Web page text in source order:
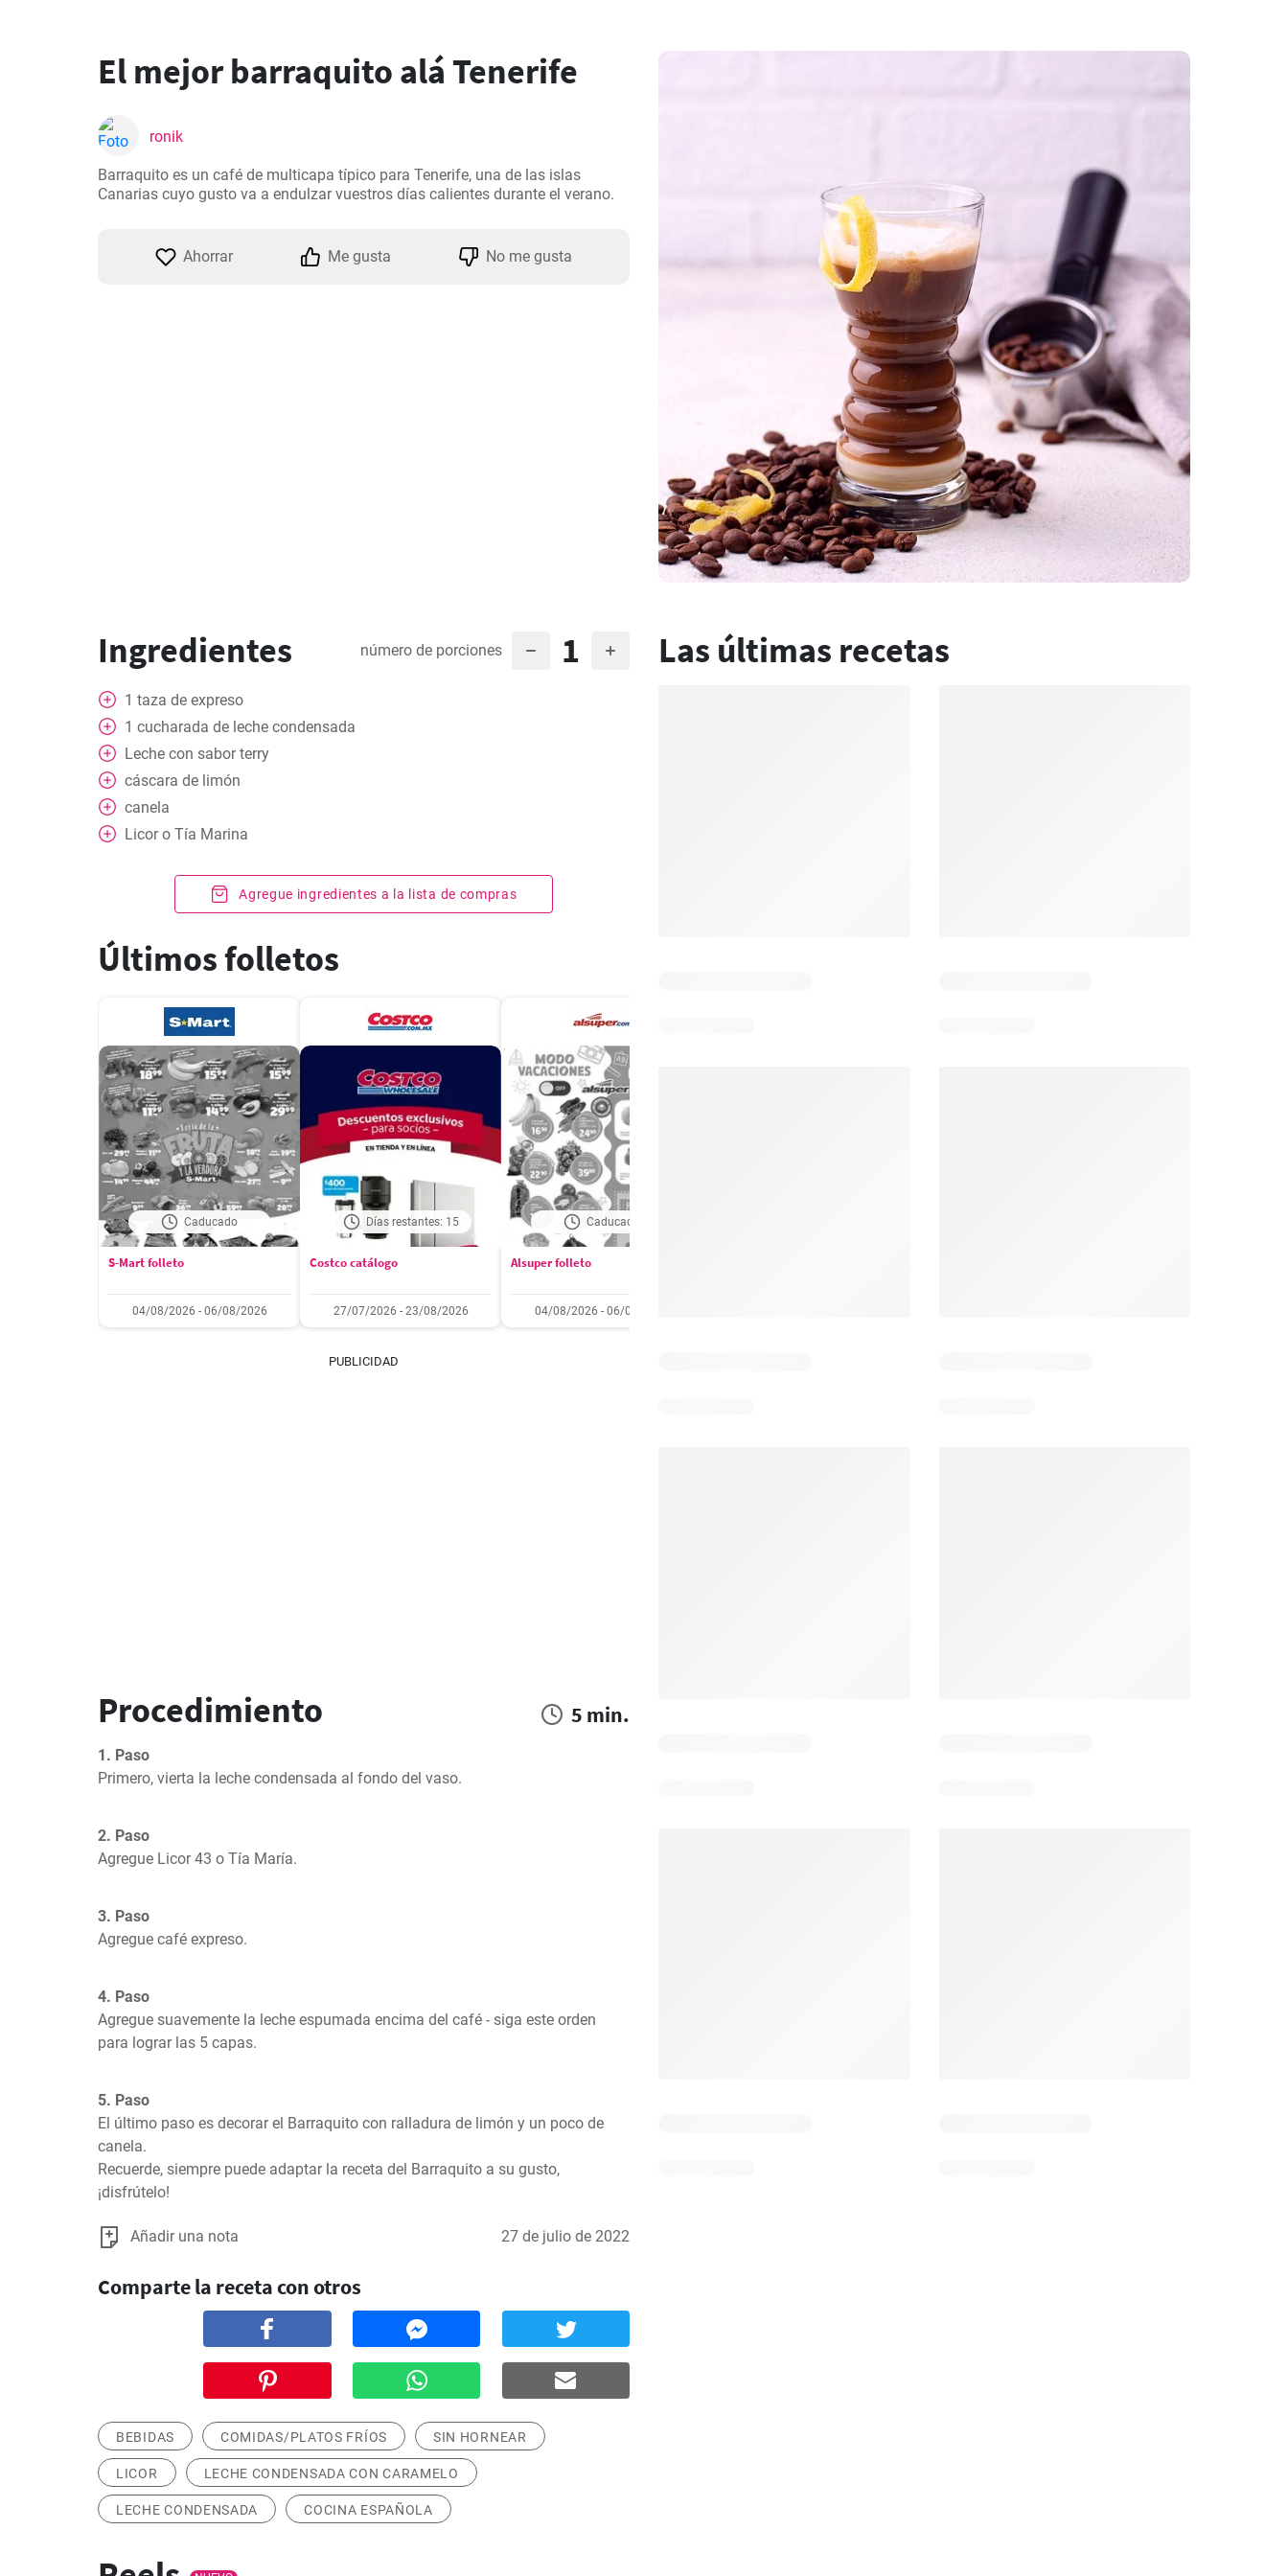
El mejor barraquito alá Tenerife
ronik
Barraquito es un café de multicapa típico para Tenerife, una de las islas
Canarias cuyo gusto va a endulzar vuestros días calientes durante el verano.
Ahorrar Me gusta No me gusta
Ingredientes número de porciones 1
1 taza de expreso
1 cucharada de leche condensada
Leche con sabor terry
cáscara de limón
canela
Licor o Tía Marina
Agregue ingredientes a la lista de compras
Últimos folletos
Caducado
S-Mart folleto
04/08/2026 - 06/08/2026
Días restantes: 15
Costco catálogo
27/07/2026 - 23/08/2026
Caducado
Alsuper folleto
04/08/2026 - 06/08/2026
PUBLICIDAD
Procedimiento 5 min.
1. Paso
Primero, vierta la leche condensada al fondo del vaso.
2. Paso
Agregue Licor 43 o Tía María.
3. Paso
Agregue café expreso.
4. Paso
Agregue suavemente la leche espumada encima del café - siga este orden
para lograr las 5 capas.
5. Paso
El último paso es decorar el Barraquito con ralladura de limón y un poco de
canela.
Recuerde, siempre puede adaptar la receta del Barraquito a su gusto,
¡disfrútelo!
Añadir una nota 27 de julio de 2022
Comparte la receta con otros
BEBIDAS COMIDAS/PLATOS FRÍOS SIN HORNEAR
LICOR LECHE CONDENSADA CON CARAMELO
LECHE CONDENSADA COCINA ESPAÑOLA
Las últimas recetas